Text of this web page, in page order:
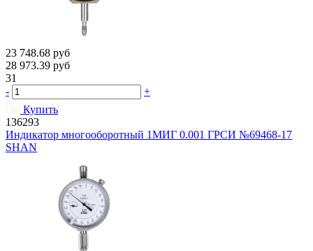
23 748.68 руб
28 973.39 руб
31
-
+
Купить
136293
Индикатор многооборотный 1МИГ 0.001 ГРСИ №69468-17
SHAN